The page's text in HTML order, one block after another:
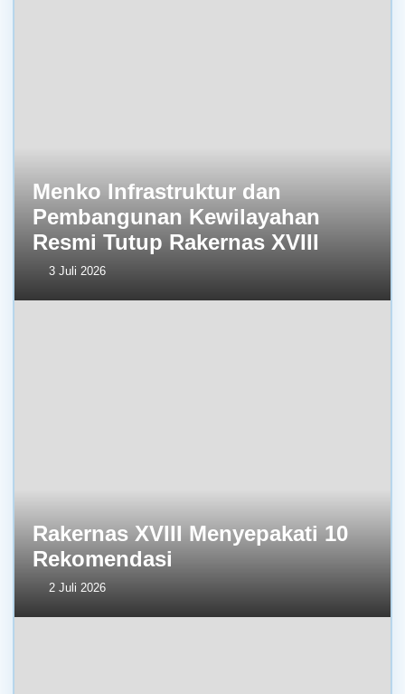
Menko Infrastruktur dan
Pembangunan Kewilayahan
Resmi Tutup Rakernas XVIII
3 Juli 2026
Rakernas XVIII Menyepakati 10
Rekomendasi
2 Juli 2026